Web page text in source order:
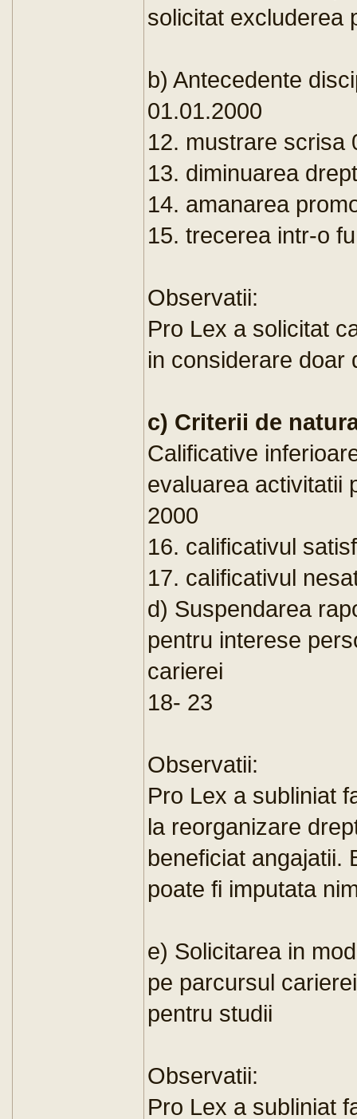
solicitat excluderea
b) Antecedente
01.01.2000
12. mustrare scrisa
13. diminuarea
14. amanarea
15. trecerea intr-o
Observatii:
Pro Lex a solicitat
in considerare doar
c) Criterii de
Calificative
evaluarea activitatii
2000
16. calificativul
17. calificativul
d) Suspendarea
pentru interese
carierei
18- 23
Observatii:
Pro Lex a subliniat
la reorganizare
beneficiat angajatii.
poate fi imputata
e) Solicitarea in
pe parcursul
pentru studii
Observatii:
Pro Lex a subliniat